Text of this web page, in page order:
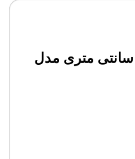
الکترو پلیت چینی سایز 18 سانتی متری مدل